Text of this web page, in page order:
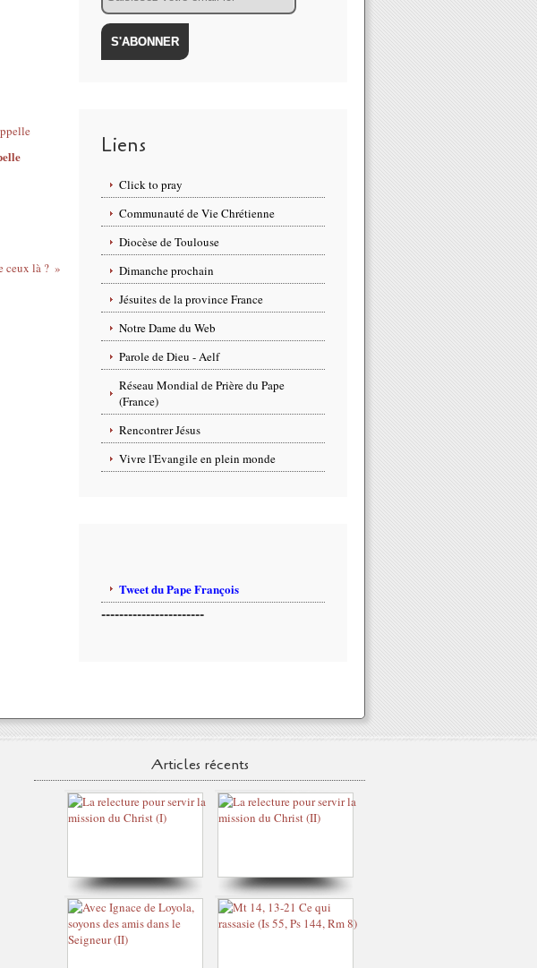
ceux là ?
Liens
Click to pray
Communauté de Vie Chrétienne
Diocèse de Toulouse
Dimanche prochain
Jésuites de la province France
Notre Dame du Web
Parole de Dieu - Aelf
Réseau Mondial de Prière du Pape
(France)
Rencontrer Jésus
Vivre l'Evangile en plein monde
Tweet du Pape François
-----------------------
Articles récents